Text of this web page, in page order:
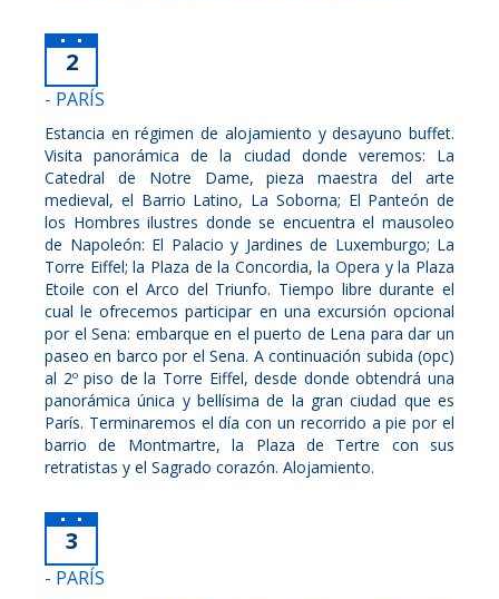
2
- PARÍS
Estancia en régimen de alojamiento y desayuno buffet.
Visita panorámica de la ciudad donde veremos: La
Catedral de Notre Dame, pieza maestra del arte
medieval, el Barrio Latino, La Soborna; El Panteón de
los Hombres ilustres donde se encuentra el mausoleo
de Napoleón: El Palacio y Jardines de Luxemburgo; La
Torre Eiffel; la Plaza de la Concordia, la Opera y la Plaza
Etoile con el Arco del Triunfo. Tiempo libre durante el
cual le ofrecemos participar en una excursión opcional
por el Sena: embarque en el puerto de Lena para dar un
paseo en barco por el Sena. A continuación subida (opc)
al 2º piso de la Torre Eiffel, desde donde obtendrá una
panorámica única y bellísima de la gran ciudad que es
París. Terminaremos el día con un recorrido a pie por el
barrio de Montmartre, la Plaza de Tertre con sus
retratistas y el Sagrado corazón. Alojamiento.
3
- PARÍS